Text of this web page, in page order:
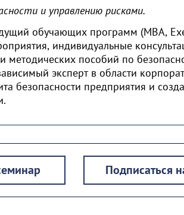
и управлению рисками.
обучающих программ (MBA,
индивидуальные
пособий по
эксперт в области
безопасности предприятия и
Подписаться